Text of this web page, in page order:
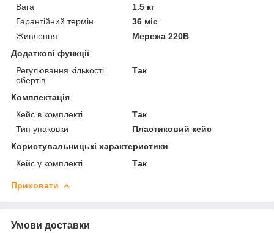
Вага
1.5 кг
Гарантійний термін
36 міс
Живлення
Мережа 220В
Додаткові функції
Регулювання кількості
обертів
Так
Комплектація
Кейс в комплекті
Так
Тип упаковки
Пластиковий кейс
Користувальницькі характеристики
Кейс у комплекті
Так
Приховати
Умови доставки